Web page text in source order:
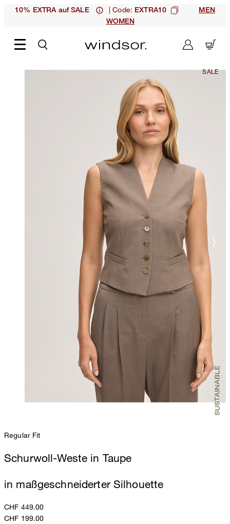
10% EXTRA auf SALE | Code: EXTRA10
MEN
WOMEN
Regular Fit
Schurwoll-Weste in Taupe
in maßgeschneiderter Silhouette
CHF 449.00
CHF 199.00